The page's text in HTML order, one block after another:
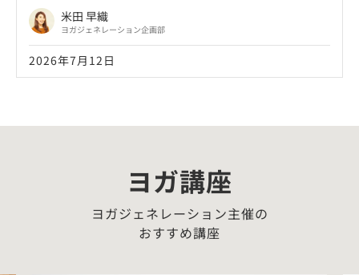
米田 早織
ヨガジェネレーション企画部
2026年7月12日
ヨガ講座
ヨガジェネレーション主催の
おすすめ講座